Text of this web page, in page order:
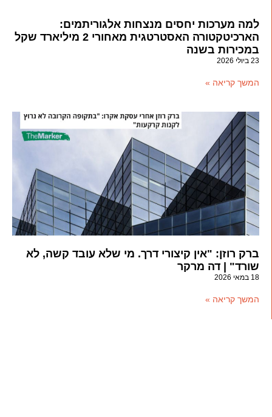
למה מערכות יחסים מנצחות אלגוריתמים:
הארכיטקטורה האסטרטגית מאחורי 2 מיליארד שקל
במכירות בשנה
23 ביולי 2026
המשך קריאה »
ברק רוזן: "אין קיצורי דרך. מי שלא עובד קשה, לא
שורד" | דה מרקר
18 במאי 2026
המשך קריאה »